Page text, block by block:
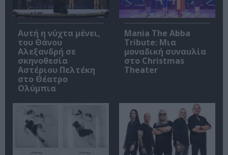
Αυτή η νύχτα μένει,
του Θάνου
Αλεξανδρή σε
σκηνοθεσία
Αστέριου Πελτέκη
στο Θέατρο
Ολύμπια
Mania The Abba
Tribute: Μια
μοναδική συναυλία
στο Christmas
Theater